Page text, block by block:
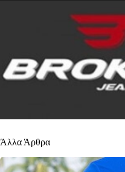
Άλλα Άρθρα